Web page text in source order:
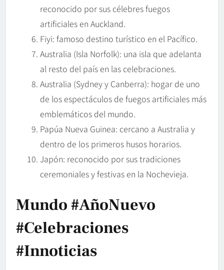
reconocido por sus célebres fuegos
artificiales en Auckland.
Fiyi: famoso destino turístico en el Pacífico.
Australia (Isla Norfolk): una isla que adelanta
al resto del país en las celebraciones.
Australia (Sydney y Canberra): hogar de uno
de los espectáculos de fuegos artificiales más
emblemáticos del mundo.
Papúa Nueva Guinea: cercano a Australia y
dentro de los primeros husos horarios.
Japón: reconocido por sus tradiciones
ceremoniales y festivas en la Nochevieja.
Mundo #AñoNuevo
#celebraciones
#innoticias